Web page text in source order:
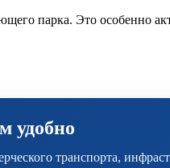
парка. Это особенно
удобно
транспорта,